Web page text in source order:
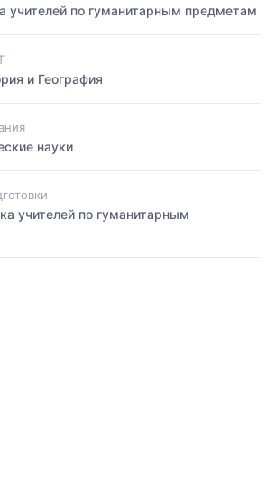
учителей по гуманитарным предметам
и География
науки
учителей по гуманитарным